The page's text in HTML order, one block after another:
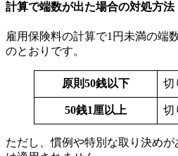
計算で端数が出た場合の対処方法
雇用保険料の計算で1円未満の端
のとおりです。
原則50銭以下 切
50銭1厘以上 切
ただし、慣例や特別な取り決め